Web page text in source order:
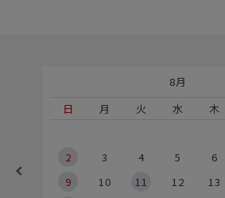
8月
日
月 火 水 木
2
3 4 5 6
9
10 11 12 13